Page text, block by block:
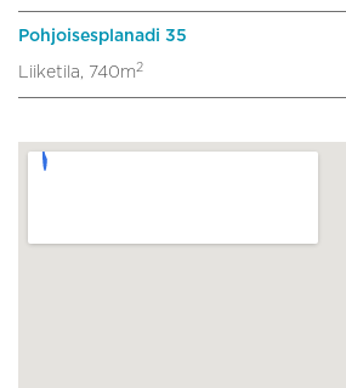
Pohjoisesplanadi 35
Liiketila, 740m 2